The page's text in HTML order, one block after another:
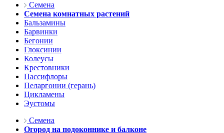
Семена
Семена комнатных растений
Бальзамины
Барвинки
Бегонии
Глоксинии
Колеусы
Крестовники
Пассифлоры
Пеларгонии (герань)
Цикламены
Эустомы
Семена
Огород на подоконнике и балконе